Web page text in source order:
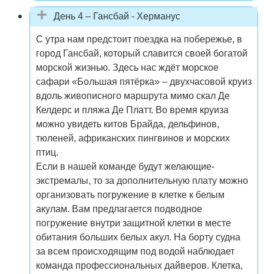
День 4 – Гансбай - Херманус
С утра нам предстоит поездка на побережье, в
город Гансбай, который славится своей богатой
морской жизнью. Здесь нас ждёт морское
сафари «Большая пятёрка» – двухчасовой круиз
вдоль живописного маршрута мимо скал Де
Келдерс и пляжа Де Платт. Во время круиза
можно увидеть китов Брайда, дельфинов,
тюленей, африканских пингвинов и морских
птиц.
Если в нашей команде будут желающие-
экстремалы, то за дополнительную плату можно
организовать погружение в клетке к белым
акулам. Вам предлагается подводное
погружение внутри защитной клетки в месте
обитания больших белых акул. На борту судна
за всем происходящим под водой наблюдает
команда профессиональных дайверов. Клетка,